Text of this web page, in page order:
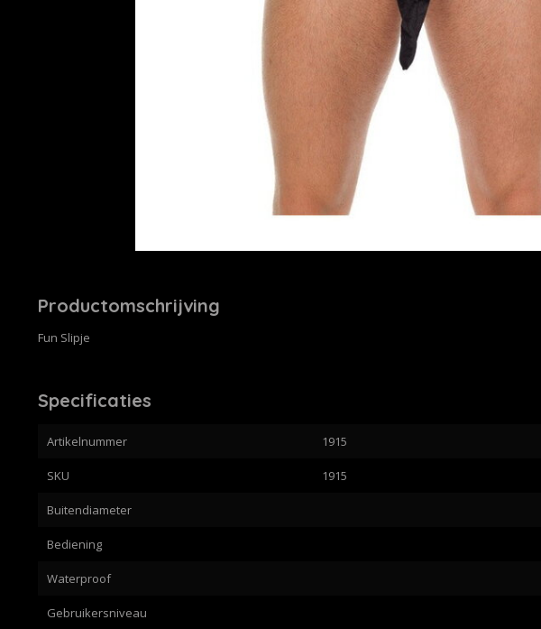
Productomschrijving
Fun Slipje
Specificaties
Artikelnummer 1915
SKU 1915
Buitendiameter
Bediening
Waterproof
Gebruikersniveau